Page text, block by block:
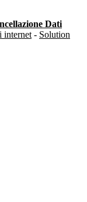
Dati
internet - Solution